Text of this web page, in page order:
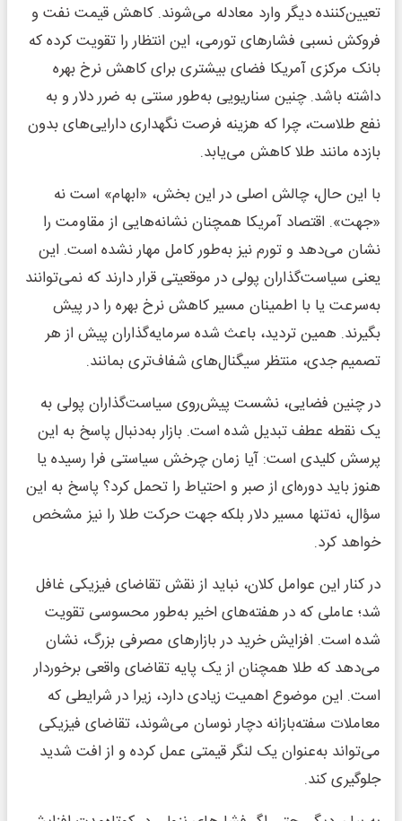
تعیین‌کننده دیگر وارد معادله می‌شوند. کاهش قیمت نفت و
فروکش نسبی فشارهای تورمی، این انتظار را تقویت کرده که
بانک مرکزی آمریکا فضای بیشتری برای کاهش نرخ بهره
داشته باشد. چنین سناریویی به‌طور سنتی به ضرر دلار و به
نفع طلاست، چرا که هزینه فرصت نگهداری دارایی‌های بدون
بازده مانند طلا کاهش می‌یابد.
با این حال، چالش اصلی در این بخش، «ابهام» است نه
«جهت». اقتصاد آمریکا همچنان نشانه‌هایی از مقاومت را
نشان می‌دهد و تورم نیز به‌طور کامل مهار نشده است. این
یعنی سیاست‌گذاران پولی در موقعیتی قرار دارند که نمی‌توانند
به‌سرعت یا با اطمینان مسیر کاهش نرخ بهره را در پیش
بگیرند. همین تردید، باعث شده سرمایه‌گذاران پیش از هر
تصمیم جدی، منتظر سیگنال‌های شفاف‌تری بمانند.
در چنین فضایی، نشست پیش‌روی سیاست‌گذاران پولی به
یک نقطه عطف تبدیل شده است. بازار به‌دنبال پاسخ به این
پرسش کلیدی است: آیا زمان چرخش سیاستی فرا رسیده یا
هنوز باید دوره‌ای از صبر و احتیاط را تحمل کرد؟ پاسخ به این
سؤال، نه‌تنها مسیر دلار بلکه جهت حرکت طلا را نیز مشخص
خواهد کرد.
در کنار این عوامل کلان، نباید از نقش تقاضای فیزیکی غافل
شد؛ عاملی که در هفته‌های اخیر به‌طور محسوسی تقویت
شده است. افزایش خرید در بازارهای مصرفی بزرگ، نشان
می‌دهد که طلا همچنان از یک پایه تقاضای واقعی برخوردار
است. این موضوع اهمیت زیادی دارد، زیرا در شرایطی که
معاملات سفته‌بازانه دچار نوسان می‌شوند، تقاضای فیزیکی
می‌تواند به‌عنوان یک لنگر قیمتی عمل کرده و از افت شدید
جلوگیری کند.